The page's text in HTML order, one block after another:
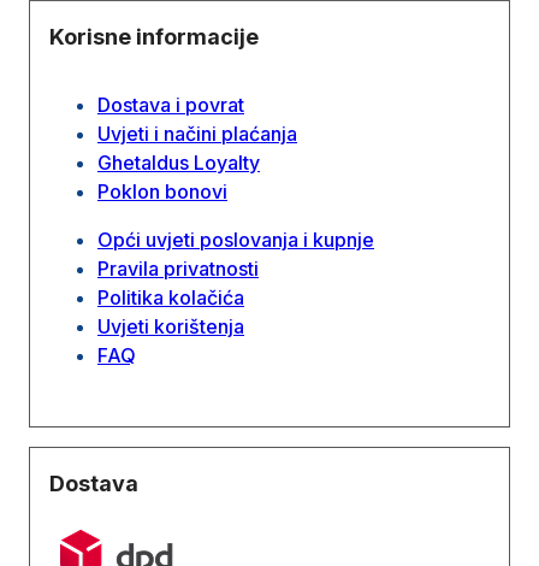
Korisne informacije
Dostava i povrat
Uvjeti i načini plaćanja
Ghetaldus Loyalty
Poklon bonovi
Opći uvjeti poslovanja i kupnje
Pravila privatnosti
Politika kolačića
Uvjeti korištenja
FAQ
Dostava